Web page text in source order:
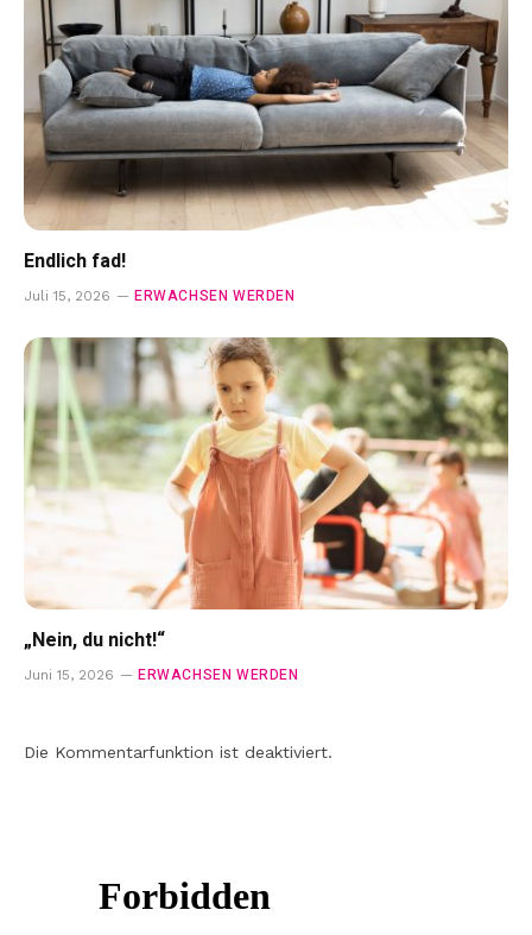
Endlich fad!
Juli 15, 2026 ERWACHSEN WERDEN
„Nein, du nicht!“
Juni 15, 2026 ERWACHSEN WERDEN
Die Kommentarfunktion ist deaktiviert.